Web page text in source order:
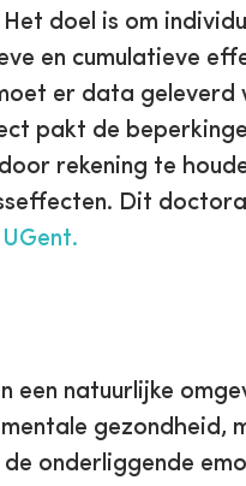
doel is om
en cumulatieve
er data geleverd
pakt de
rekening te
Dit
UGent.
natuurlijke
gezondheid,
onderliggende